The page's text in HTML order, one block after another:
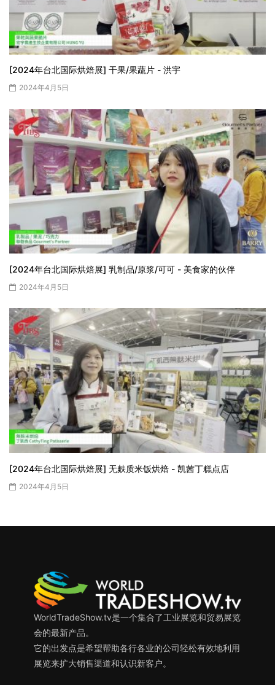
[2024年台北国际烘焙展] 干果/果蔬片 - 洪宇
2024年4月5日
[2024年台北国际烘焙展] 乳制品/原浆/可可 - 美食家的伙伴
2024年4月5日
[2024年台北国际烘焙展] 无麸质米饭烘焙 - 凯茜丁糕点店
2024年4月5日
WorldTradeShow.tv是一个集合了工业展览和贸易展览
会的最新产品。
它的出发点是希望帮助各行各业的公司轻松有效地利用
展览来扩大销售渠道和认识新客户。